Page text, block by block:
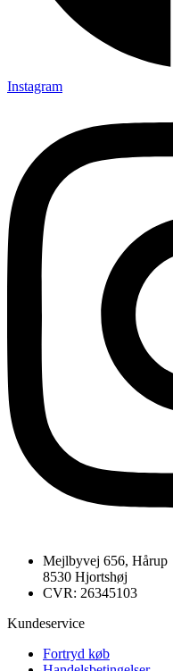
Instagram
Mejlbyvej 656, Hårup
8530 Hjortshøj
CVR: 26345103
Kundeservice
Fortryd køb